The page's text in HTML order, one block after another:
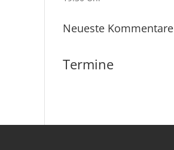
Neueste Kommentare
Termine